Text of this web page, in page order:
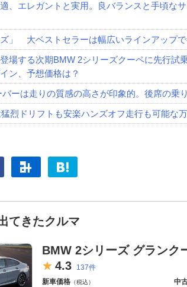
、エレガントと実用。良バランスと手頃な
」 大ベストセラーは幅広いラインアップ
場する次期BMW 2シリーズクーペに先行試
ン、予想価格は？
バーは走りの質感の高さが印象的。後席の乗
烈ドリフトも安楽ハンズオフ走行も可能な
てきたクルマ
BMW 2シリーズ グランク
4.3
137件
新車価格 （税込） 中